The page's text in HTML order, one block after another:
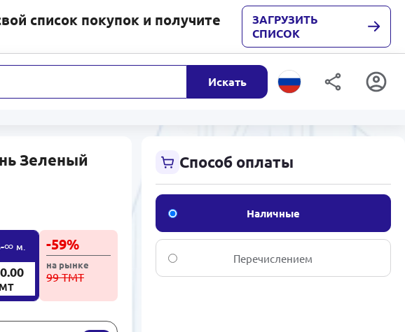
список покупок и получите
ЗАГРУЗИТЬ
СПИСОК
Искать
Зеленый
∞ м. -59%
на рынке
99 ТМТ
Способ оплаты
Наличные
Перечислением